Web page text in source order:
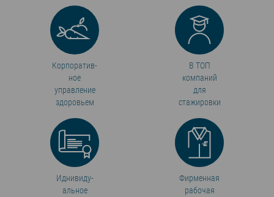
Корпоратив­
ное
управление
здоровьем
В ТОП
компаний
для
стажировки
Иднивиду­
альное
Фирменная
рабочая